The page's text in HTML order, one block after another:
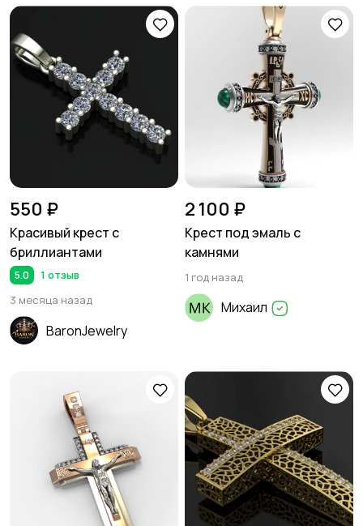
550 ₽
Красивый крест с
бриллиантами
5.0
1 отзыв
3 месяца назад
BaronJewelry
2 100 ₽
Крест под эмаль с
камнями
1 год назад
Михаил